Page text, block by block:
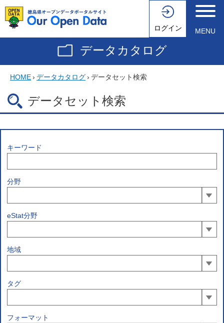
ログイン MENU
データカタログ
HOME› データカタログ› データセット検索
データセット検索
キーワード
分野
eStat分野
地域
タグ
フォーマット